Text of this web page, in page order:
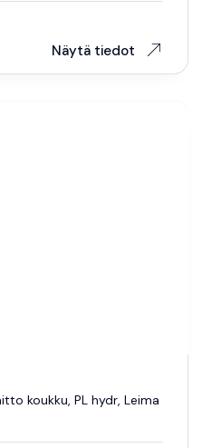
Näytä tiedot
koukku, PL hydr, Leima